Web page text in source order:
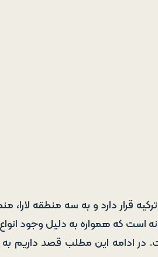
قرار دارد و به سه منطقه
است که همواره به دلیل وجود
ادامه این مطلب قصد داریم به